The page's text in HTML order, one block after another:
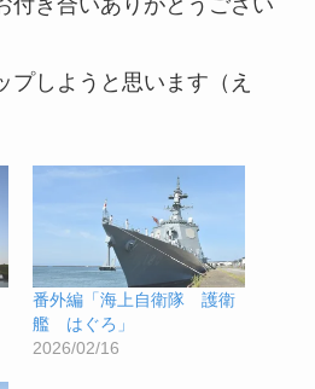
プしようと思います（え
番外編「海上自衛隊 護衛
艦 はぐろ」
2026/02/16